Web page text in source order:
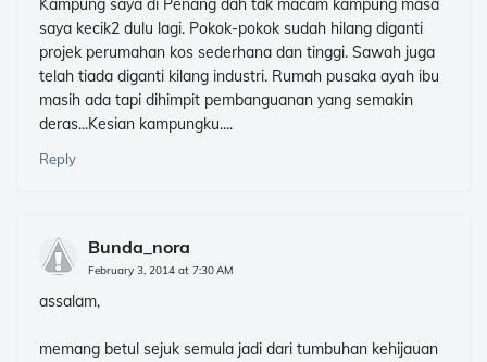
Kampung saya di Penang dah tak macam kampung masa
saya kecik2 dulu lagi. Pokok-pokok sudah hilang diganti
projek perumahan kos sederhana dan tinggi. Sawah juga
telah tiada diganti kilang industri. Rumah pusaka ayah ibu
masih ada tapi dihimpit pembanguanan yang semakin
deras...Kesian kampungku....
Reply
Bunda_nora
February 3, 2014 at 7:30 AM
assalam,
memang betul sejuk semula jadi dari tumbuhan kehijauan